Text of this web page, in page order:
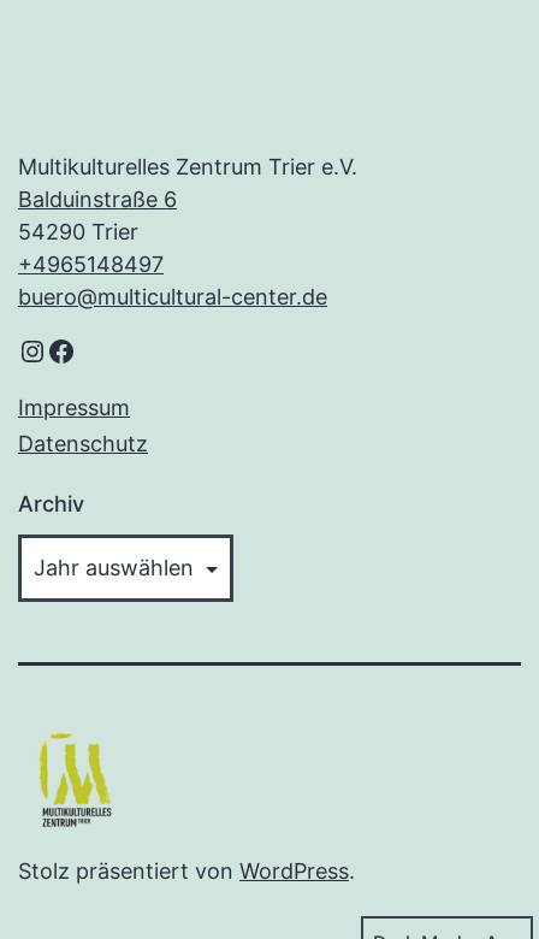
Multikulturelles Zentrum Trier e.V.
Balduinstraße 6
54290 Trier
+4965148497
buero@multicultural-center.de
Instagram
Facebook
Impressum
Datenschutz
Archiv
Stolz präsentiert von WordPress.